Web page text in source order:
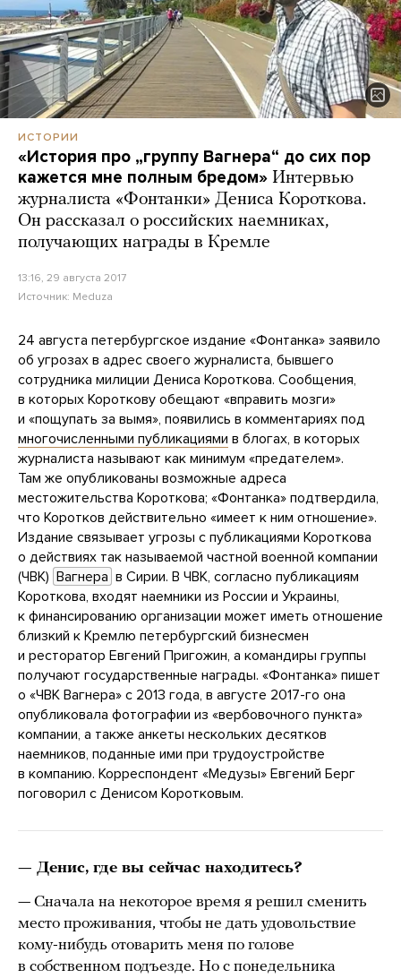
ИСТОРИИ
«История про „группу Вагнера“ до сих пор
кажется мне полным бредом» Интервью
журналиста «Фонтанки» Дениса Короткова.
Он рассказал о российских наемниках,
получающих награды в Кремле
13:16, 29 августа 2017
Источник: Meduza
24 августа петербургское издание «Фонтанка» заявило
об угрозах в адрес своего журналиста, бывшего
сотрудника милиции Дениса Короткова. Сообщения,
в которых Короткову обещают «вправить мозги»
и «пощупать за вымя», появились в комментариях под
многочисленными публикациями в блогах, в которых
журналиста называют как минимум «предателем».
Там же опубликованы возможные адреса
местожительства Короткова; «Фонтанка» подтвердила,
что Коротков действительно «имеет к ним отношение».
Издание связывает угрозы с публикациями Короткова
о действиях так называемой частной военной компании
(ЧВК) Вагнера в Сирии. В ЧВК, согласно публикациям
Короткова, входят наемники из России и Украины,
к финансированию организации может иметь отношение
близкий к Кремлю петербургский бизнесмен
и ресторатор Евгений Пригожин, а командиры группы
получают государственные награды. «Фонтанка» пишет
о «ЧВК Вагнера» с 2013 года, в августе 2017-го она
опубликовала фотографии из «вербовочного пункта»
компании, а также анкеты нескольких десятков
наемников, поданные ими при трудоустройстве
в компанию. Корреспондент «Медузы» Евгений Берг
поговорил с Денисом Коротковым.
— Денис, где вы сейчас находитесь?
— Сначала на некоторое время я решил сменить
место проживания, чтобы не дать удовольствие
кому-нибудь отоварить меня по голове
в собственном подъезде. Но с понедельника